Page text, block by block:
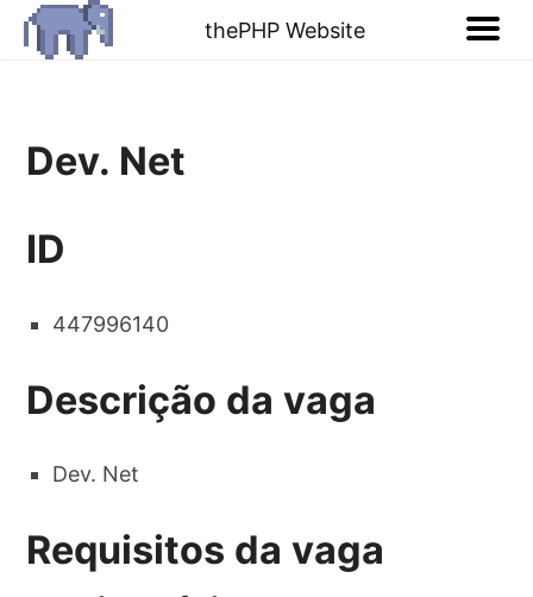
thePHP Website
Dev. Net
ID
447996140
Descrição da vaga
Dev. Net
Requisitos da vaga